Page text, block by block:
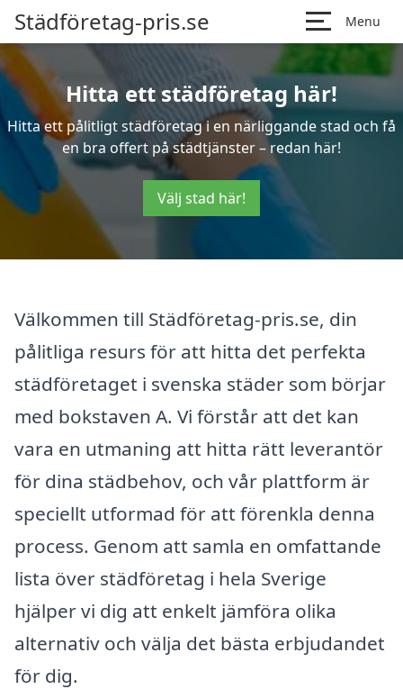
Städföretag-pris.se Menu
Hitta ett städföretag här!
Hitta ett pålitligt städföretag i en närliggande stad och få
en bra offert på städtjänster – redan här!
Välj stad här!
Välkommen till Städföretag-pris.se, din
pålitliga resurs för att hitta det perfekta
städföretaget i svenska städer som börjar
med bokstaven A. Vi förstår att det kan
vara en utmaning att hitta rätt leverantör
för dina städbehov, och vår plattform är
speciellt utformad för att förenkla denna
process. Genom att samla en omfattande
lista över städföretag i hela Sverige
hjälper vi dig att enkelt jämföra olika
alternativ och välja det bästa erbjudandet
för dig.